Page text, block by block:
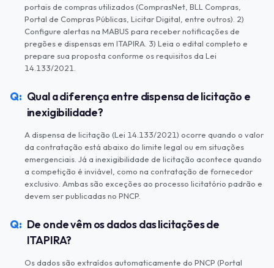
portais de compras utilizados (ComprasNet, BLL Compras,
Portal de Compras Públicas, Licitar Digital, entre outros). 2)
Configure alertas na MABUS para receber notificações de
pregões e dispensas em ITAPIRA. 3) Leia o edital completo e
prepare sua proposta conforme os requisitos da Lei
14.133/2021.
Qual a diferença entre dispensa de licitação e
inexigibilidade?
A dispensa de licitação (Lei 14.133/2021) ocorre quando o valor
da contratação está abaixo do limite legal ou em situações
emergenciais. Já a inexigibilidade de licitação acontece quando
a competição é inviável, como na contratação de fornecedor
exclusivo. Ambas são exceções ao processo licitatório padrão e
devem ser publicadas no PNCP.
De onde vêm os dados das licitações de
ITAPIRA?
Os dados são extraídos automaticamente do PNCP (Portal